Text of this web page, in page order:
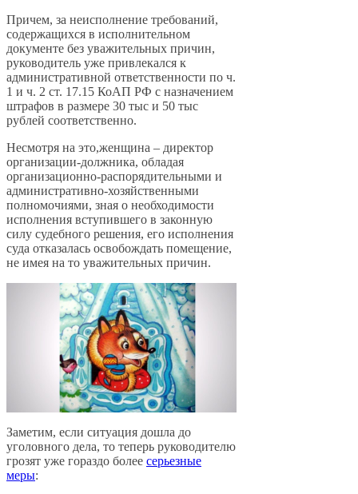
Причем, за неисполнение требований,
содержащихся в исполнительном
документе без уважительных причин,
руководитель уже привлекался к
административной ответственности по ч.
1 и ч. 2 ст. 17.15 КоАП РФ с назначением
штрафов в размере 30 тыс и 50 тыс
рублей соответственно.
Несмотря на это,женщина – директор
организации-должника, обладая
организационно-распорядительными и
административно-хозяйственными
полномочиями, зная о необходимости
исполнения вступившего в законную
силу судебного решения, его исполнения
суда отказалась освобождать помещение,
не имея на то уважительных причин.
Заметим, если ситуация дошла до
уголовного дела, то теперь руководителю
грозят уже гораздо более серьезные
меры: